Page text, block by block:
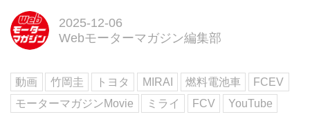
予算がなくなってしまえば対象期
間中でも終了になるため、申請は
げ”である。
2025-12-06
Webモーターマガジン編集部
動画 竹岡圭 トヨタ MIRAI 燃料電池車
FCEV
モーターマガジンMovie
ミライ FCV YouTube